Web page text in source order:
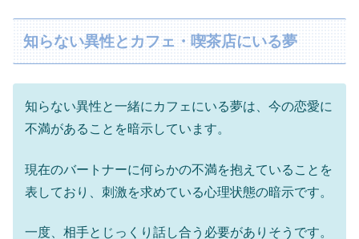
知らない異性とカフェ・喫茶店にいる夢
知らない異性と一緒にカフェにいる夢は、今の恋愛に
不満があることを暗示しています。
現在のバートナーに何らかの不満を抱えていることを
表しており、刺激を求めている心理状態の暗示です。
一度、相手とじっくり話し合う必要がありそうです。